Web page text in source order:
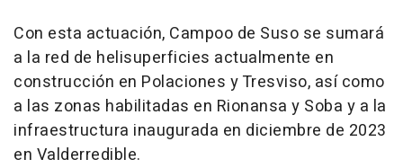
Con esta actuación, Campoo de Suso se sumará
a la red de helisuperficies actualmente en
construcción en Polaciones y Tresviso, así como
a las zonas habilitadas en Rionansa y Soba y a la
infraestructura inaugurada en diciembre de 2023
en Valderredible.